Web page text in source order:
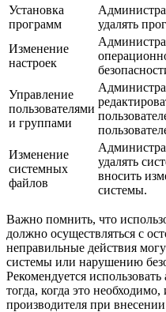
Установка
программ
удалять
Изменение
настроек
Управление
пользователями
и группами
Изменение
системных
файлов
удалять
вносить
системы.
Важно помнить, что
должно осуществляться с
неправильные действия
системы или нарушению
Рекомендуется
тогда, когда это
производителя при